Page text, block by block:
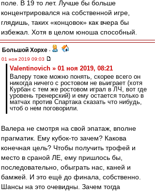
поле. В 19 то лет. Лучше бы больше
концентрировался на собственной игре,
глядишь, таких «концовок» как вчера бы
избежал. Хотя в целом юноша способный.
Большой Хорхе -
01 ноя 2019 09:03
Valentinovich » 01 ноя 2019, 08:21
Валеру тоже можно понять, скорее всего он
никогда ничего с ростовом не выиграет (хотя
Курбан с тем же ростовом играл в ЛЧ, вот где
уровень тренерский) и ему остается только в
матчах против Спартака сказать что нибудь,
чтоб о нем поговорили.
Валера не смотря на свой эпатаж, вполне
прагматик. Ему кубок-то зачем? Какова
конечная цель? Чтобы получить трофей и
место в сраной ЛЕ, ему пришлось бы,
последовательно, обыграть нас, каней и
бамжей. И это ещё до финала, собственно.
Шансы на это очевидны. Зачем тогда